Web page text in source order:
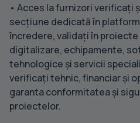
• Acces la furnizori verificați
secțiune dedicată în
încredere, validați în
digitalizare, echipamente,
tehnologice și servicii
verificați tehnic, financiar și
garanta conformitatea și
proiectelor.